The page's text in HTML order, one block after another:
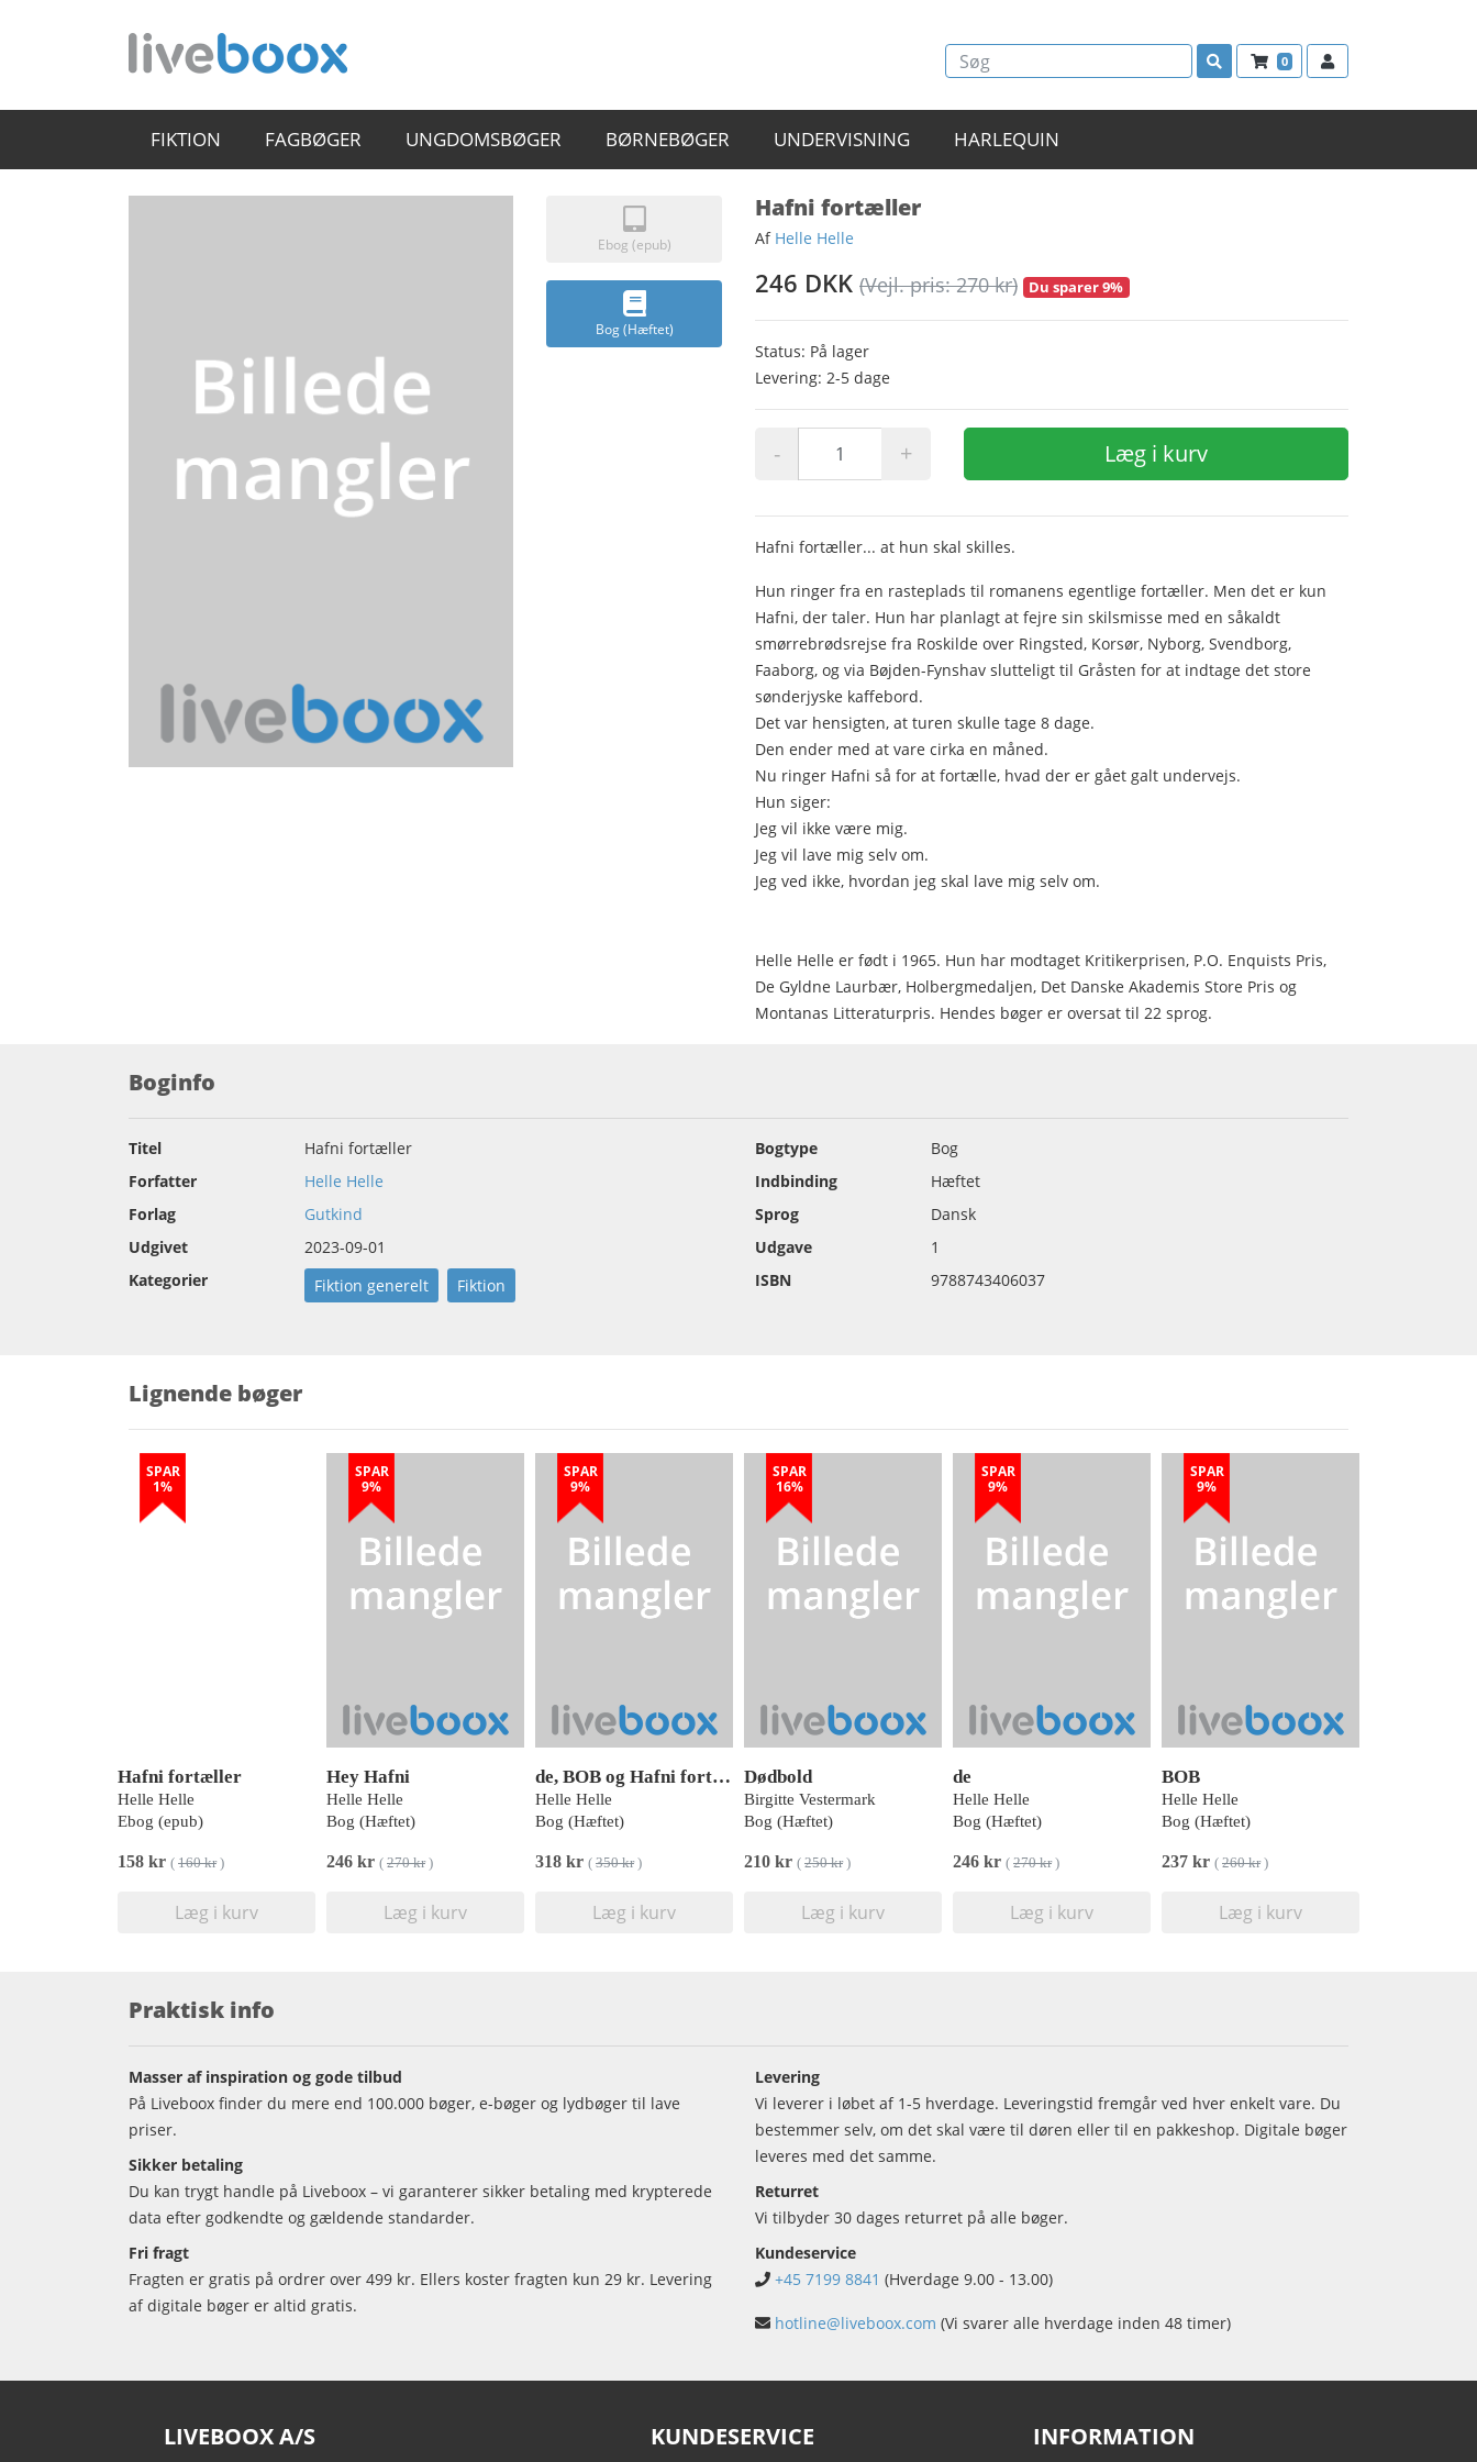
0
FIKTION FAGBØGER UNGDOMSBØGER BØRNEBØGER UNDERVISNING HARLEQUIN
Ebog (epub)
Bog (Hæftet)
Hafni fortæller
Af Helle Helle
246 DKK (Vejl. pris: 270 kr) Du sparer 9%
Status: På lager
Levering: 2-5 dage
- + Læg i kurv
Hafni fortæller... at hun skal skilles.
Hun ringer fra en rasteplads til romanens egentlige fortæller. Men det er kun
Hafni, der taler. Hun har planlagt at fejre sin skilsmisse med en såkaldt
smørrebrødsrejse fra Roskilde over Ringsted, Korsør, Nyborg, Svendborg,
Faaborg, og via Bøjden-Fynshav slutteligt til Gråsten for at indtage det store
sønderjyske kaffebord.
Det var hensigten, at turen skulle tage 8 dage.
Den ender med at vare cirka en måned.
Nu ringer Hafni så for at fortælle, hvad der er gået galt undervejs.
Hun siger:
Jeg vil ikke være mig.
Jeg vil lave mig selv om.
Jeg ved ikke, hvordan jeg skal lave mig selv om.
Helle Helle er født i 1965. Hun har modtaget Kritikerprisen, P.O. Enquists Pris,
De Gyldne Laurbær, Holbergmedaljen, Det Danske Akademis Store Pris og
Montanas Litteraturpris. Hendes bøger er oversat til 22 sprog.
Boginfo
Titel
Hafni fortæller
Forfatter
Helle Helle
Forlag
Gutkind
Udgivet
2023-09-01
Kategorier
Fiktion generelt Fiktion
Bogtype
Bog
Indbinding
Hæftet
Sprog
Dansk
Udgave
1
ISBN
9788743406037
Lignende bøger
SPAR
1%
Hafni fortæller
Helle Helle
Ebog (epub)
158 kr ( 160 kr)
Læg i kurv
SPAR
9%
Hey Hafni
Helle Helle
Bog (Hæftet)
246 kr ( 270 kr)
Læg i kurv
SPAR
9%
de, BOB og Hafni fortæller
Helle Helle
Bog (Hæftet)
318 kr ( 350 kr)
Læg i kurv
SPAR
16%
Dødbold
Birgitte Vestermark
Bog (Hæftet)
210 kr ( 250 kr)
Læg i kurv
SPAR
9%
de
Helle Helle
Bog (Hæftet)
246 kr ( 270 kr)
Læg i kurv
SPAR
9%
BOB
Helle Helle
Bog (Hæftet)
237 kr ( 260 kr)
Læg i kurv
Praktisk info
Masser af inspiration og gode tilbud
På Liveboox finder du mere end 100.000 bøger, e-bøger og lydbøger til lave
priser.
Sikker betaling
Du kan trygt handle på Liveboox – vi garanterer sikker betaling med krypterede
data efter godkendte og gældende standarder.
Fri fragt
Fragten er gratis på ordrer over 499 kr. Ellers koster fragten kun 29 kr. Levering
af digitale bøger er altid gratis.
Levering
Vi leverer i løbet af 1-5 hverdage. Leveringstid fremgår ved hver enkelt vare. Du
bestemmer selv, om det skal være til døren eller til en pakkeshop. Digitale bøger
leveres med det samme.
Returret
Vi tilbyder 30 dages returret på alle bøger.
Kundeservice
+45 7199 8841 (Hverdage 9.00 - 13.00)
hotline@liveboox.com (Vi svarer alle hverdage inden 48 timer)
LIVEBOOX A/S KUNDESERVICE INFORMATION